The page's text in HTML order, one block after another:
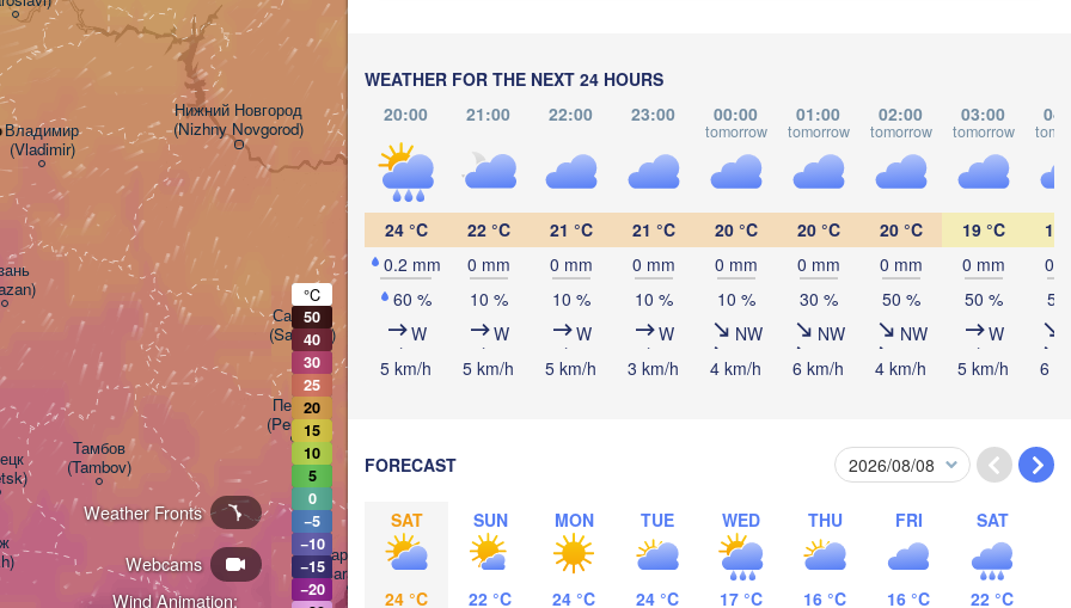
WEATHER FOR THE NEXT 24 HOURS
20:00
21:00 22:00 23:00 00:00
tomorrow
01:00
tomorrow
02:00
tomorrow
03:00
tomorrow
24 °C
0.2 mm
60 %
W
5 km/h
22 °C
0 mm
10 %
W
5 km/h
21 °C
0 mm
10 %
W
5 km/h
21 °C
0 mm
10 %
W
3 km/h
20 °C
0 mm
10 %
NW
4 km/h
20 °C
0 mm
30 %
NW
6 km/h
20 °C
0 mm
50 %
NW
4 km/h
19 °C
0 mm
50 %
W
5 km/h
19
0
50
6
FORECAST
SAT
24 °C
SUN
22 °C
MON
24 °C
TUE
24 °C
WED
17 °C
THU
16 °C
FRI
16 °C
SAT
22 °C
Wind Animation:
Webcams
Weather Fronts
Нижний Новгород
(Nizhny Novgorod)
Владимир
(Vladimir)
Тамбов
(Tambov)
Казань
(Kazan)
Нефтекамск
(Neftekamsk)
(Cheboksary)
Уфа
(Ufa)
Саратов
(Saratov)
Оренбург
(Orenburg)
Ульяновск
(Ul'yanovsk)
Набережные Челны
(Naberezhnye Chelny)
Пенза
(Penza)
Балаково
(Balakovo)
Стерлитамак
Саранск
(Saransk)
(Oral)
(Orsk)
°C
50
40
30
25
20
15
10
5
0
−5
−10
−15
−20